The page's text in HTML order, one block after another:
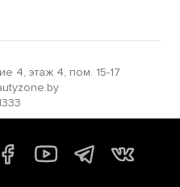
4, этаж 4, пом. 15-17